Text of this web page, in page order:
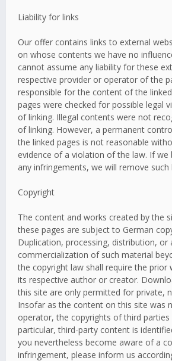
Liability for links
Our offer contains links to external
on whose contents we have no
cannot assume any liability for these
respective provider or operator of the
responsible for the content of the
pages were checked for possible legal
of linking. Illegal contents were not
of linking. However, a permanent
the linked pages is not reasonable
evidence of a violation of the law. If
any infringements, we will remove such
Copyright
The content and works created by the
these pages are subject to German
Duplication, processing, distribution,
commercialization of such material
the copyright law shall require the
its respective author or creator.
this site are only permitted for private,
Insofar as the content on this site was
operator, the copyrights of third parties
particular, third-party content is
you nevertheless become aware of a
infringement, please inform us